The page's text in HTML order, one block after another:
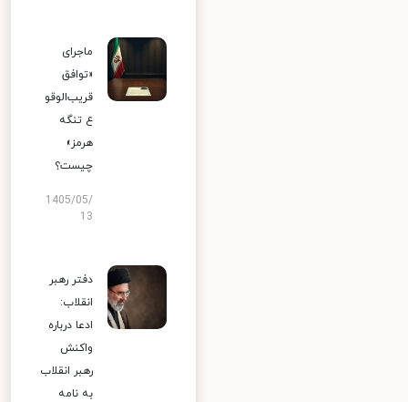
ماجرای
«توافق
قریب‌الوقو
ع تنگه
هرمز»
چیست؟
1405/05/
13
دفتر رهبر
انقلاب:
ادعا درباره
واکنش
رهبر انقلاب
به نامه